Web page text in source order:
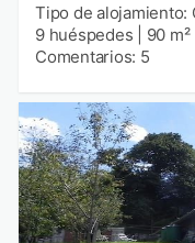
Tipo de alojamiento:
9 huéspedes
90 m²
Comentarios: 5